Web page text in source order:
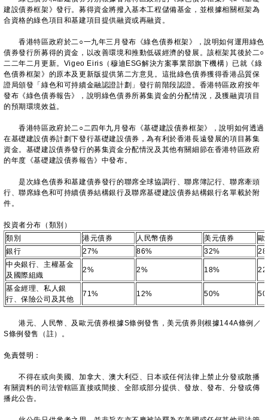
建設債券框架》發行。募得資金將撥入基本工程儲備基金，並根據相關框架為
合資格的綠色項目和基建項目提供融資或再融資。
香港特區政府於二○一九年三月發布《綠色債券框架》，說明如何運用綠色
債券發行所募得的資金，以改善環境和推動低碳經濟的發展。該框架其後於二○
二二年二月更新。Vigeo Eiris（穆迪ESG解決方案事業部旗下機構）已就《綠
色債券框架》的原本及更新版提供第二方意見。這批綠色債券獲得香港品質保
證局頒發「綠色和可持續金融認證計劃」發行前階段認證。香港特區政府按年
發布《綠色債券報告》，說明綠色債券所募集資金的分配情況，及獲融資項目
的預期環境效益。
香港特區政府於二○二四年九月發布《基礎建設債券框架》，說明如何透過
在基礎建設債券計劃下發行基礎建設債券，為有利於香港長遠發展的項目募集
資金。基礎建設債券發行的募集資金分配情況及其他有關細節在香港特區政府
的年度《基礎建設債券報告》中發布。
是次綠色債券和基建債券發行的聯席全球協調行、聯席簿記行、聯席牽頭
行、聯席綠色和可持續債券結構銀行及聯席基礎建設債券結構銀行名單載於附
件。
投資者分布（類別）
類別
港元債券 人民幣債券 美元債券
歐
銀行
27% 86% 32%
中央銀行、主權基金
及國際組織
2% 2% 18%
基金經理、私人銀
行、保險公司及其他
71% 12% 50%
港元、人民幣、及歐元債券根據S條例發售，美元債券則根據144A條例／
S條例發售（註）。
免責聲明：
不得在或向美國、加拿大、澳大利亞、日本或任何法律上禁止分發或散播
有關資料的司法管轄區直接或間接、全部或部分提供、發放、發布、分發或傳
播此公告。